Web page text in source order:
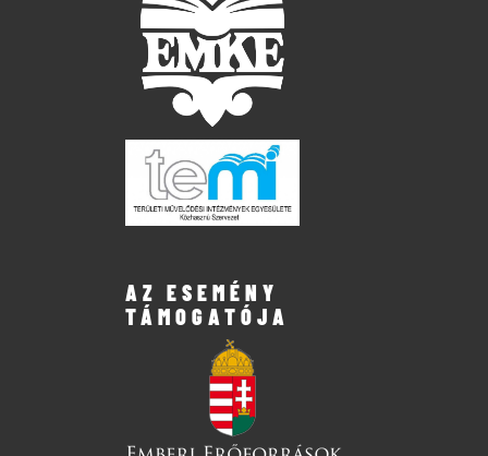
AZ ESEMÉNY
TÁMOGATÓJA